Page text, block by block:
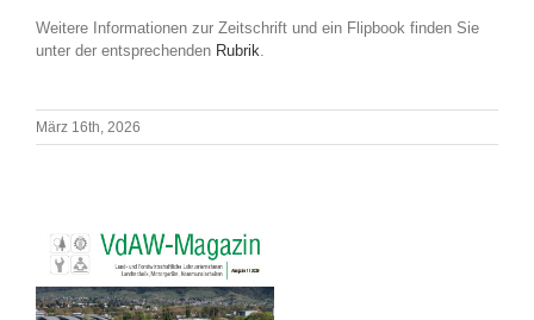
Weitere Informationen zur Zeitschrift und ein Flipbook finden Sie
unter der entsprechenden Rubrik
März 16th, 2026